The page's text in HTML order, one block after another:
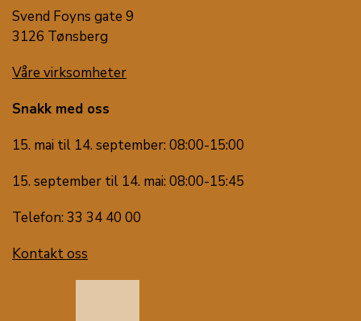
Svend Foyns gate 9
3126 Tønsberg
Våre virksomheter
Snakk med oss
15. mai til 14. september: 08:00-15:00
15. september til 14. mai: 08:00-15:45
Telefon: 33 34 40 00
Kontakt oss